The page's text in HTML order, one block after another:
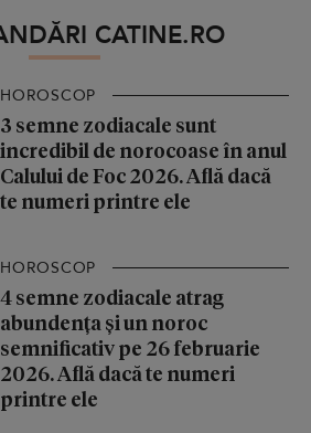
CATINE.RO
HOROSCOP
3 semne zodiacale sunt
incredibil de norocoase în anul
Calului de Foc 2026. Află dacă
te numeri printre ele
HOROSCOP
4 semne zodiacale atrag
abundența și un noroc
semnificativ pe 26 februarie
2026. Află dacă te numeri
printre ele